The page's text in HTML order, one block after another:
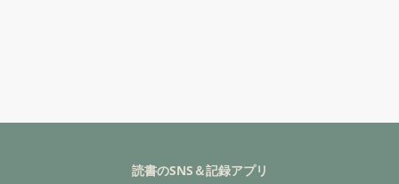
読書のSNS＆記録アプリ